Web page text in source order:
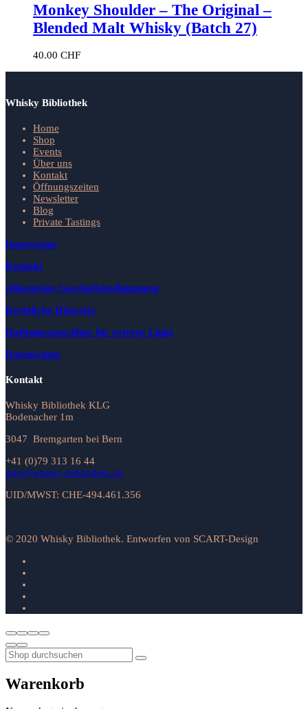
Monkey Shoulder – The Original –
Blended Malt Whisky (Batch 27)
40.00 CHF
Whisky Bibliothek
Home
Shop
Events
Über uns
Kontakt
Öffnungszeiten
Newsletter
Blog
Private Tastings
Impressum
Kontakt
Allgemeine Geschäftsbedingungen
Rechtliche Hinweise
Haftungsausschluss für externe Links
Datenschutz
Kontakt
Whisky Bibliothek KLG
Bodenacher 1m
3047 Bremgarten bei Bern
+41 (0)79 313 16 44
info@whisky-bibliothek.ch
UID/MWST: CHE-494.461.356
© 2020 Whisky Bibliothek. Entworfen von SCART-Design
Warenkorb